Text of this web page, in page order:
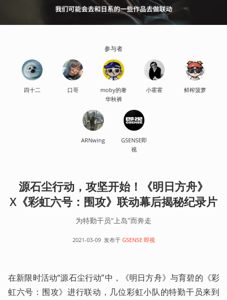
参与者
四十二 口哥
moby的奢
华秋裤
小霍霍 鲜榨菠萝
ARNwing
GSENSE即
视
源石尘行动，攻坚开始！《明日方舟》
X《彩虹六号：围攻》联动幕后揭秘纪录片
为特勤干员“上岛”而奔走
2021-03-09 发布于 GSENSE 即视
在新限时活动“源石尘行动”中，《明日方舟》与育碧的《彩
虹六号：围攻》进行联动，几位彩虹小队的特勤干员来到